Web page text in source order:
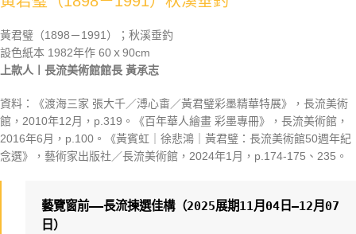
黃君璧（1898－1991）；秋溪垂釣
設色紙本 1982年作 60ｘ90cm
上款人〡長流美術館館長 黃承志
資料：《渡海三家 張大千／溥心畬／黃君璧彩墨精華特展》，長流美術
館，2010年12月，p.319。《百年華人繪畫 彩墨專冊》，長流美術館，
2016年6月，p.100。《黃賓虹｜徐悲鴻｜黃君璧：長流美術館50週年紀
念選》，藝術家出版社／長流美術館，2024年1月，p.174-175、235。
藝覽窗前——長流揀選佳構（2025展期11月04日—12月07
日）